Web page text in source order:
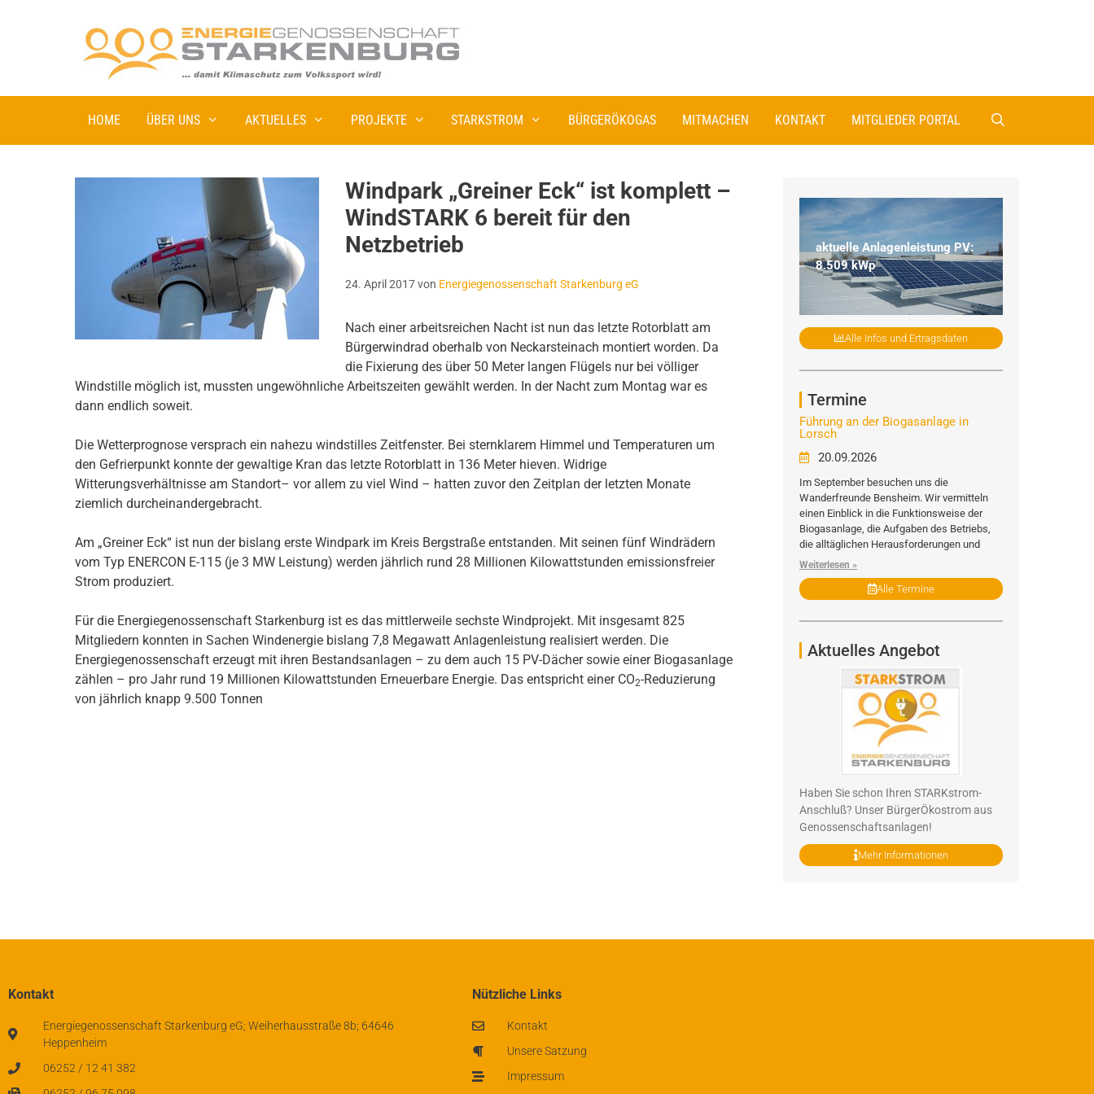
HOME ÜBER UNS AKTUELLES PROJEKTE STARKSTROM BÜRGERÖKOGAS MITMACHEN KONTAKT MITGLIEDER PORTAL
Windpark „Greiner Eck“ ist komplett –
WindSTARK 6 bereit für den
Netzbetrieb
24. April 2017von Energiegenossenschaft Starkenburg eG
Nach einer arbeitsreichen Nacht ist nun das letzte Rotorblatt am
Bürgerwindrad oberhalb von Neckarsteinach montiert worden. Da
die Fixierung des über 50 Meter langen Flügels nur bei völliger
Windstille möglich ist, mussten ungewöhnliche Arbeitszeiten gewählt werden. In der Nacht zum Montag war es
dann endlich soweit.
Die Wetterprognose versprach ein nahezu windstilles Zeitfenster. Bei sternklarem Himmel und Temperaturen um
den Gefrierpunkt konnte der gewaltige Kran das letzte Rotorblatt in 136 Meter hieven. Widrige
Witterungsverhältnisse am Standort– vor allem zu viel Wind – hatten zuvor den Zeitplan der letzten Monate
ziemlich durcheinandergebracht.
Am „Greiner Eck“ ist nun der bislang erste Windpark im Kreis Bergstraße entstanden. Mit seinen fünf Windrädern
vom Typ ENERCON E-115 (je 3 MW Leistung) werden jährlich rund 28 Millionen Kilowattstunden emissionsfreier
Strom produziert.
Für die Energiegenossenschaft Starkenburg ist es das mittlerweile sechste Windprojekt. Mit insgesamt 825
Mitgliedern konnten in Sachen Windenergie bislang 7,8 Megawatt Anlagenleistung realisiert werden. Die
Energiegenossenschaft erzeugt mit ihren Bestandsanlagen – zu dem auch 15 PV-Dächer sowie einer Biogasanlage
zählen – pro Jahr rund 19 Millionen Kilowattstunden Erneuerbare Energie. Das entspricht einer CO2-Reduzierung
von jährlich knapp 9.500 Tonnen
aktuelle Anlagenleistung PV:
8.509 kWp
Alle Infos und Ertragsdaten
Termine
Führung an der Biogasanlage in
Lorsch
20.09.2026
Im September besuchen uns die
Wanderfreunde Bensheim. Wir vermitteln
einen Einblick in die Funktionsweise der
Biogasanlage, die Aufgaben des Betriebs,
die alltäglichen Herausforderungen und
Weiterlesen »
Alle Termine
Aktuelles Angebot
Haben Sie schon Ihren STARKstrom-
Anschluß? Unser BürgerÖkostrom aus
Genossenschaftsanlagen!
Mehr Informationen
Kontakt
Energiegenossenschaft Starkenburg eG; Weiherhausstraße 8b; 64646
Heppenheim
06252 / 12 41 382
Nützliche Links
Kontakt
Unsere Satzung
Impressum